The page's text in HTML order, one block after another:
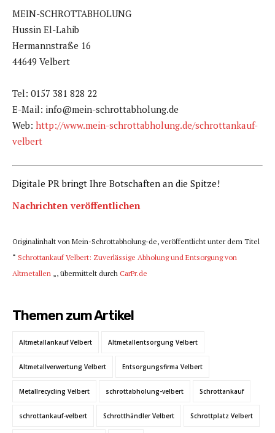
MEIN-SCHROTTABHOLUNG
Hussin El-Lahib
Hermannstraße 16
44649 Velbert
Tel: 0157 381 828 22
E-Mail: info@mein-schrottabholung.de
Web: http://www.mein-schrottabholung.de/schrottankauf-
velbert
Digitale PR bringt Ihre Botschaften an die Spitze!
Nachrichten veröffentlichen
Originalinhalt von Mein-Schrottabholung-de, veröffentlicht unter dem Titel
“ Schrottankauf Velbert: Zuverlässige Abholung und Entsorgung von
Altmetallen „, übermittelt durch CarPr.de
Themen zum Artikel
Altmetallankauf Velbert Altmetallentsorgung Velbert
Altmetallverwertung Velbert Entsorgungsfirma Velbert
Metallrecycling Velbert schrottabholung-velbert Schrottankauf
schrottankauf-velbert Schrotthändler Velbert Schrottplatz Velbert